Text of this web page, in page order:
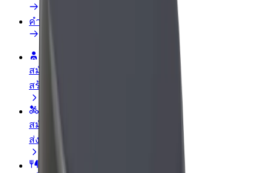
คำถามที่พบบ่อย
สมัครเป็นคนขับ
สร้างรายได้ในแบบของคุณ
สมัครเป็นคนส่งพัสดุ
ส่งอาหารและรับรายได้ทุกสัปดาห์